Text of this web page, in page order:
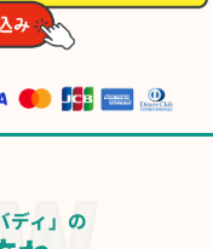
ディ」の